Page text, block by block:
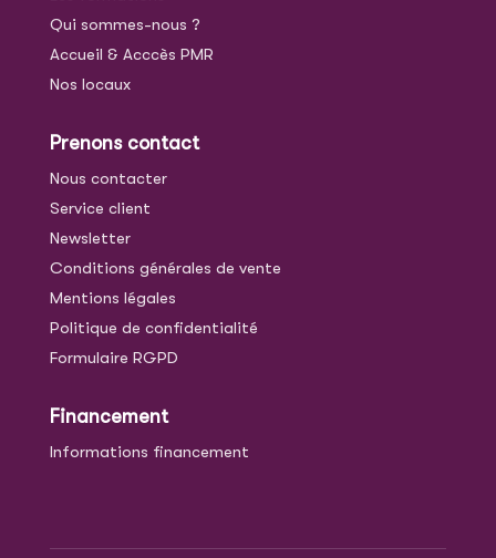
Qui sommes-nous ?
Accueil & Acccès PMR
Nos locaux
Prenons contact
Nous contacter
Service client
Newsletter
Conditions générales de vente
Mentions légales
Politique de confidentialité
Formulaire RGPD
Financement
Informations financement